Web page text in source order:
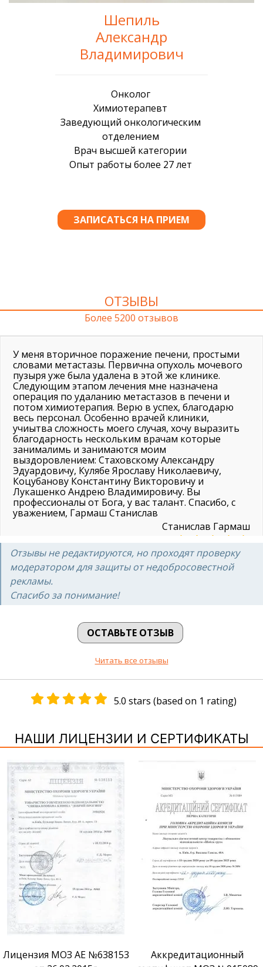
Шепиль
Александр
Владимирович
ОТЗЫВЫ
Более 5200 отзывов
У меня вторичное поражение печени, простыми
словами метастазы. Первична опухоль мочевого
пузыря уже была удалена в этой же клинике.
Следующим этапом лечения мне назначена
операция по удаланию метастазов в печени и
потом химиотерапия. Верю в успех, благодарю
весь персонал. Особенно врачей клиники,
учиытва сложность моего случая, хочу выразить
благодарность нескольким врачам которые
занималимь и занимаются моим
выздоровлением: Стаховскому Александру
Эдуардовичу, Кулябе Ярославу Николаевичу,
Коцубанову Константину Викторовичу и
Лукашенко Андрею Владимировичу. Вы
профессионалы от Бога, у вас талант. Спасибо, с
уважением, Гармаш Станислав
Станислав Гармаш
24.02.2021
Отзывы не редактируются, но проходят проверку
модератором для защиты от недобросовестной
рекламы.
Спасибо за понимание!
ОСТАВЬТЕ ОТЗЫВ
Читать все отзывы
5.0 stars (based on 1 rating)
НАШИ ЛИЦЕНЗИИ И СЕРТИФИКАТЫ
Аккредитационный
Сертификат признания ВМ